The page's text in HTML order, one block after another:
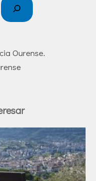
Ourense.